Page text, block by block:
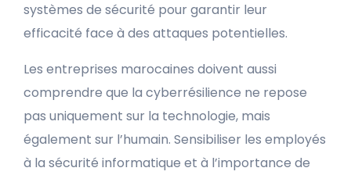
systèmes de sécurité pour garantir leur
efficacité face à des attaques potentielles.
Les entreprises marocaines doivent aussi
comprendre que la cyberrésilience ne repose
pas uniquement sur la technologie, mais
également sur l’humain. Sensibiliser les employés
à la sécurité informatique et à l’importance de